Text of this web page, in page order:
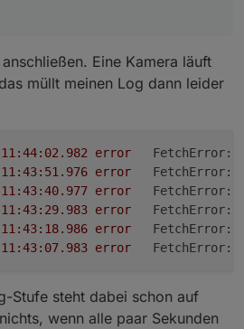
Drittanbietern" auf "ON"
Eine Kamera läuft
müllt meinen Log dann leider
error FetchError:
error FetchError:
error FetchError:
error FetchError:
error FetchError:
error FetchError:
Stufe steht dabei schon auf
wenn alle paar Sekunden